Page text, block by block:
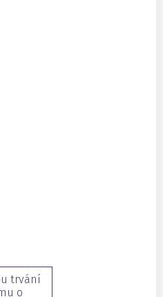
trvání
o